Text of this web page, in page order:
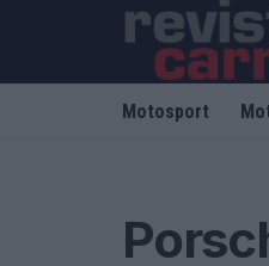
Motosport